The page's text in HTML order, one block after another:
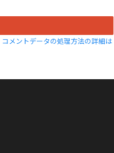
コメントデータの処理方法の詳細は